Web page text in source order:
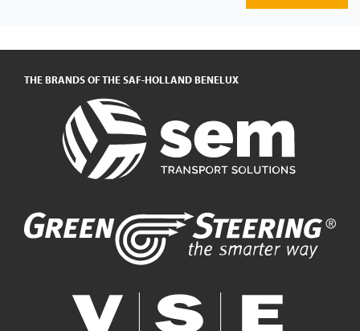
THE BRANDS OF THE SAF-HOLLAND BENELUX